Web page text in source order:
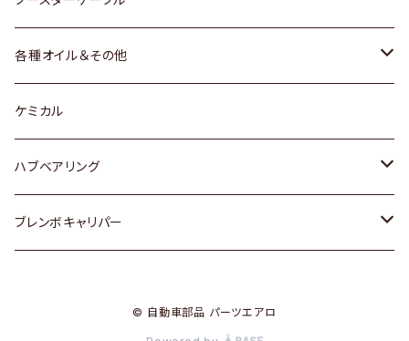
三菱
スバル
マツダ
マツダ
スバル
ホンダ
スズキ
日産
ダイハツ
各種オイル＆その他
ディーデル洗浄添加剤
ケミカル
ハブベアリング
トヨタ
ブレンボキャリパー
© 自動車部品 パーツエアロ